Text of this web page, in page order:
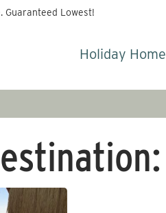
Guaranteed Lowest!
Holiday Home